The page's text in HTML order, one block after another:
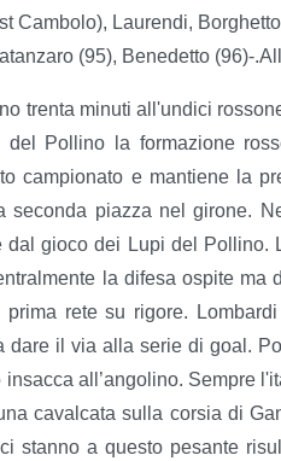
Cambolo), Laurendi,
(95), Benedetto (96)-
trenta minuti all'undici
del Pollino la formazione
campionato e mantiene la
seconda piazza nel girone.
dal gioco dei Lupi del Pollino.
la difesa ospite
rete su rigore.
dare il via alla serie di goal.
all’angolino. Sempre
cavalcata sulla corsia di
stanno a questo pesante